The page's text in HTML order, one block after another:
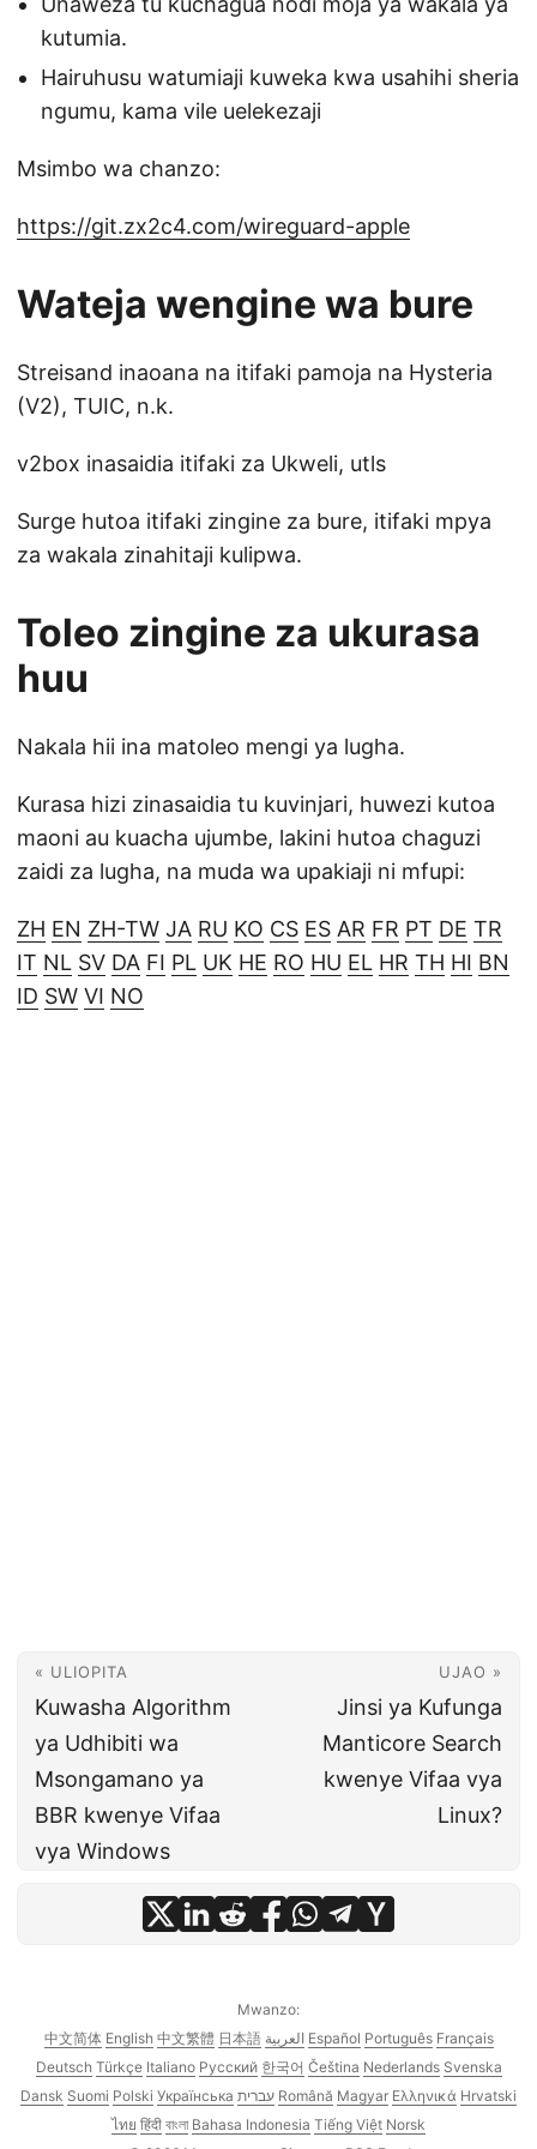
kutumia.
Hairuhusu watumiaji kuweka kwa usahihi sheria
ngumu, kama vile uelekezaji
Msimbo wa chanzo:
https://git.zx2c4.com/wireguard-apple
Wateja wengine wa bure
Streisand inaoana na itifaki pamoja na Hysteria
(V2), TUIC, n.k.
v2box inasaidia itifaki za Ukweli, utls
Surge hutoa itifaki zingine za bure, itifaki mpya
za wakala zinahitaji kulipwa.
Toleo zingine za ukurasa
huu
Nakala hii ina matoleo mengi ya lugha.
Kurasa hizi zinasaidia tu kuvinjari, huwezi kutoa
maoni au kuacha ujumbe, lakini hutoa chaguzi
zaidi za lugha, na muda wa upakiaji ni mfupi:
ZH EN ZH-TW JA RU KO CS ES AR FR PT DE TR
IT NL SV DA FI PL UK HE RO HU EL HR TH HI BN
ID SW VI NO
« ULIOPITA
Kuwasha Algorithm
ya Udhibiti wa
Msongamano ya
BBR kwenye Vifaa
vya Windows
UJAO »
Jinsi ya Kufunga
Manticore Search
kwenye Vifaa vya
Linux?
Mwanzo:
中文简体 English 中文繁體 日本語 العربية Español Português Français
Deutsch Türkçe Italiano Русский 한국어 Čeština Nederlands Svenska
Dansk Suomi Polski Українська עברית Română Magyar Ελληνικά Hrvatski
ไทย हिंदी বাংলা Bahasa Indonesia Tiếng Việt Norsk